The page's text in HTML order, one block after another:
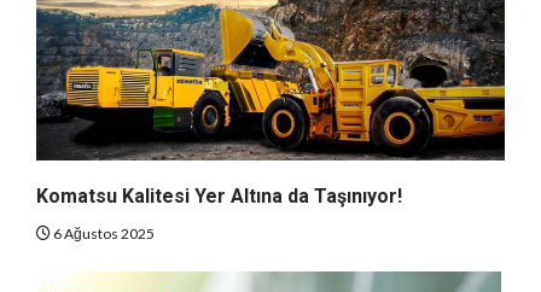
Komatsu Kalitesi Yer Altına da Taşınıyor!
6 Ağustos 2025